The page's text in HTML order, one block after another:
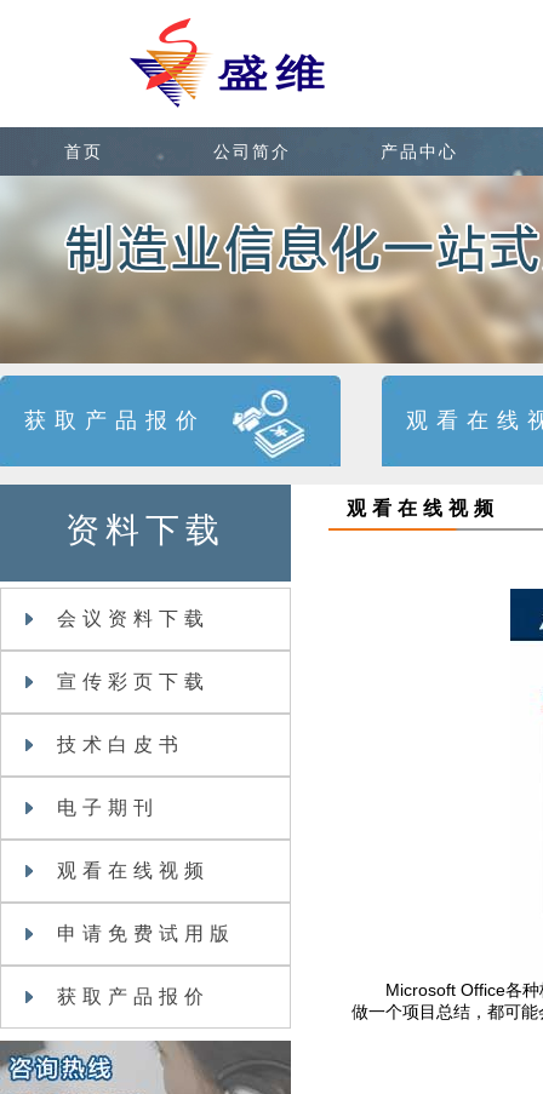
首页 公司简介 产品中心
获取产品报价 观看在线
资料下载
会议资料下载
宣传彩页下载
技术白皮书
电子期刊
观看在线视频
申请免费试用版
获取产品报价
观看在线视频
Microsoft Office各种格
做一个项目总结，都可